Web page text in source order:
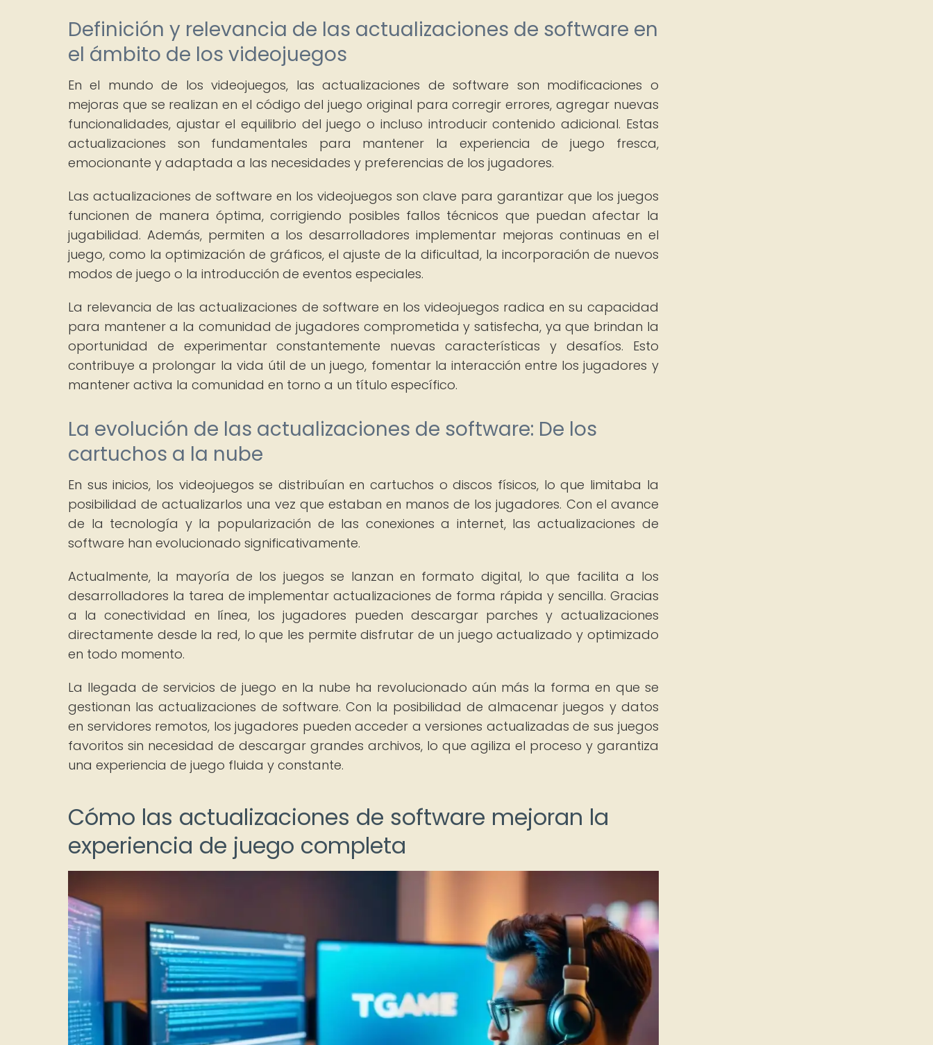
Definición y relevancia de las actualizaciones de software en
el ámbito de los videojuegos
En el mundo de los videojuegos, las actualizaciones de software son modificaciones o
mejoras que se realizan en el código del juego original para corregir errores, agregar nuevas
funcionalidades, ajustar el equilibrio del juego o incluso introducir contenido adicional. Estas
actualizaciones son fundamentales para mantener la experiencia de juego fresca,
emocionante y adaptada a las necesidades y preferencias de los jugadores.
Las actualizaciones de software en los videojuegos son clave para garantizar que los juegos
funcionen de manera óptima, corrigiendo posibles fallos técnicos que puedan afectar la
jugabilidad. Además, permiten a los desarrolladores implementar mejoras continuas en el
juego, como la optimización de gráficos, el ajuste de la dificultad, la incorporación de nuevos
modos de juego o la introducción de eventos especiales.
La relevancia de las actualizaciones de software en los videojuegos radica en su capacidad
para mantener a la comunidad de jugadores comprometida y satisfecha, ya que brindan la
oportunidad de experimentar constantemente nuevas características y desafíos. Esto
contribuye a prolongar la vida útil de un juego, fomentar la interacción entre los jugadores y
mantener activa la comunidad en torno a un título específico.
La evolución de las actualizaciones de software: De los
cartuchos a la nube
En sus inicios, los videojuegos se distribuían en cartuchos o discos físicos, lo que limitaba la
posibilidad de actualizarlos una vez que estaban en manos de los jugadores. Con el avance
de la tecnología y la popularización de las conexiones a internet, las actualizaciones de
software han evolucionado significativamente.
Actualmente, la mayoría de los juegos se lanzan en formato digital, lo que facilita a los
desarrolladores la tarea de implementar actualizaciones de forma rápida y sencilla. Gracias
a la conectividad en línea, los jugadores pueden descargar parches y actualizaciones
directamente desde la red, lo que les permite disfrutar de un juego actualizado y optimizado
en todo momento.
La llegada de servicios de juego en la nube ha revolucionado aún más la forma en que se
gestionan las actualizaciones de software. Con la posibilidad de almacenar juegos y datos
en servidores remotos, los jugadores pueden acceder a versiones actualizadas de sus juegos
favoritos sin necesidad de descargar grandes archivos, lo que agiliza el proceso y garantiza
una experiencia de juego fluida y constante.
Cómo las actualizaciones de software mejoran la
experiencia de juego completa